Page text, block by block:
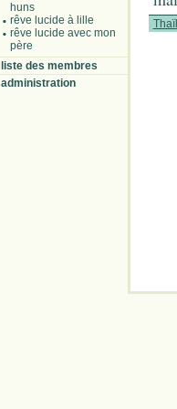
huns
rêve lucide à lille
rêve lucide avec mon
père
liste des membres
administration